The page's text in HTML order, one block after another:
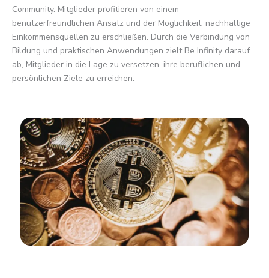
Community. Mitglieder profitieren von einem
benutzerfreundlichen Ansatz und der Möglichkeit, nachhaltige
Einkommensquellen zu erschließen. Durch die Verbindung von
Bildung und praktischen Anwendungen zielt Be Infinity darauf
ab, Mitglieder in die Lage zu versetzen, ihre beruflichen und
persönlichen Ziele zu erreichen.